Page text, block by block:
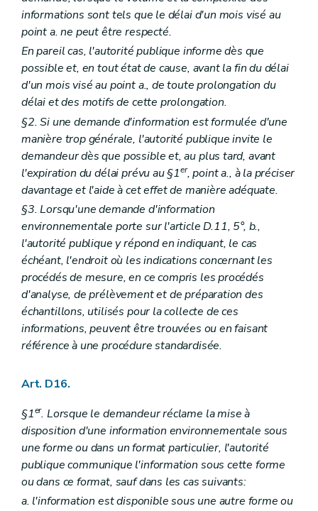
informations sont tels que le délai d'un mois visé au
point a. ne peut être respecté.
En pareil cas, l'autorité publique informe dès que
possible et, en tout état de cause, avant la fin du délai
d'un mois visé au point a., de toute prolongation du
délai et des motifs de cette prolongation.
§2. Si une demande d'information est formulée d'une
manière trop générale, l'autorité publique invite le
demandeur dès que possible et, au plus tard, avant
l'expiration du délai prévu au §1er, point a., à la préciser
davantage et l'aide à cet effet de manière adéquate.
§3. Lorsqu'une demande d'information
environnementale porte sur l'article D.11, 5°, b.,
l'autorité publique y répond en indiquant, le cas
échéant, l'endroit où les indications concernant les
procédés de mesure, en ce compris les procédés
d'analyse, de prélèvement et de préparation des
échantillons, utilisés pour la collecte de ces
informations, peuvent être trouvées ou en faisant
référence à une procédure standardisée.
Art. D16.
§1er. Lorsque le demandeur réclame la mise à
disposition d'une information environnementale sous
une forme ou dans un format particulier, l'autorité
publique communique l'information sous cette forme
ou dans ce format, sauf dans les cas suivants:
a. l'information est disponible sous une autre forme ou